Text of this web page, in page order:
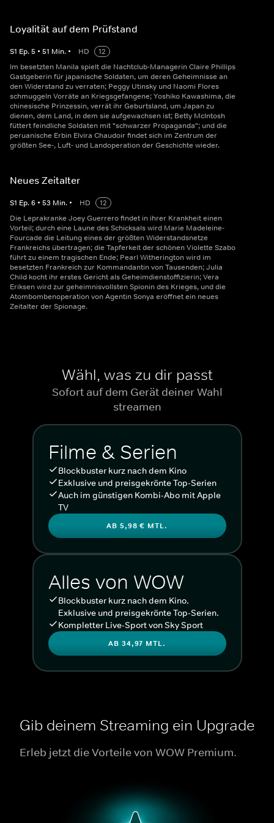
Loyalität auf dem Prüfstand
S1 Ep.5 • 51 Min. • HD
12
Im besetzten Manila spielt die Nachtclub-Managerin Claire Phillips
Gastgeberin für japanische Soldaten, um deren Geheimnisse an
den Widerstand zu verraten; Peggy Utinsky und Naomi Flores
schmuggeln Vorräte an Kriegsgefangene; Yoshiko Kawashima, die
chinesische Prinzessin, verrät ihr Geburtsland, um Japan zu
dienen, dem Land, in dem sie aufgewachsen ist; Betty McIntosh
füttert feindliche Soldaten mit "schwarzer Propaganda"; und die
peruanische Erbin Elvira Chaudoir findet sich im Zentrum der
größten See-, Luft- und Landoperation der Geschichte wieder.
Neues Zeitalter
S1 Ep.6 • 53 Min. • HD
12
Die Leprakranke Joey Guerrero findet in ihrer Krankheit einen
Vorteil; durch eine Laune des Schicksals wird Marie Madeleine-
Fourcade die Leitung eines der größten Widerstandsnetze
Frankreichs übertragen; die Tapferkeit der schönen Violette Szabo
führt zu einem tragischen Ende; Pearl Witherington wird im
besetzten Frankreich zur Kommandantin von Tausenden; Julia
Child kocht ihr erstes Gericht als Geheimdienstoffizierin; Vera
Eriksen wird zur geheimnisvollsten Spionin des Krieges, und die
Atombombenoperation von Agentin Sonya eröffnet ein neues
Zeitalter der Spionage.
Wähl, was zu dir passt
Sofort auf dem Gerät deiner Wahl
streamen
Filme & Serien
Blockbuster kurz nach dem Kino
Exklusive und preisgekrönte Top-Serien
Auch im günstigen Kombi-Abo mit Apple
TV
AB 5,98 € MTL.
Alles von WOW
Blockbuster kurz nach dem Kino.
Exklusive und preisgekrönte Top-Serien.
Kompletter Live-Sport von Sky Sport
AB 34,97 MTL.
Gib deinem Streaming ein Upgrade
Erleb jetzt die Vorteile von WOW Premium.